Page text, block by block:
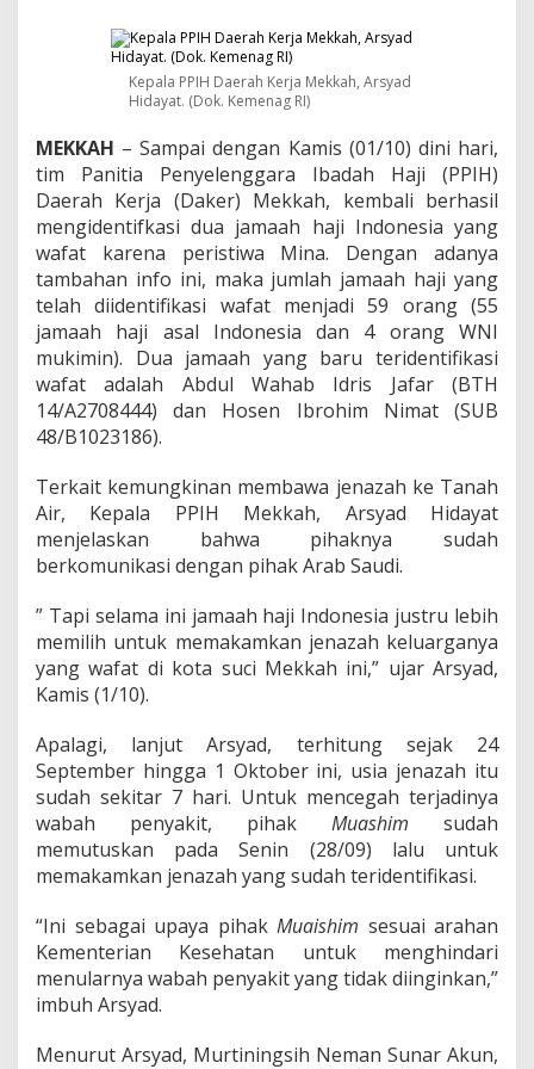
a
n
E
v
k
u
a
s
i
K
o
r
b
a
n
r
d
M
i
n
Kepala PPIH Daerah Kerja Mekkah, Arsyad
Hidayat. (Dok. Kemenag RI)
MEKKAH – Sampai dengan Kamis (01/10) dini hari,
tim Panitia Penyelenggara Ibadah Haji (PPIH)
Daerah Kerja (Daker) Mekkah, kembali berhasil
mengidentifkasi dua jamaah haji Indonesia yang
wafat karena peristiwa Mina. Dengan adanya
tambahan info ini, maka jumlah jamaah haji yang
telah diidentifikasi wafat menjadi 59 orang (55
jamaah haji asal Indonesia dan 4 orang WNI
mukimin). Dua jamaah yang baru teridentifikasi
wafat adalah Abdul Wahab Idris Jafar (BTH
14/A2708444) dan Hosen Ibrohim Nimat (SUB
48/B1023186).
Terkait kemungkinan membawa jenazah ke Tanah
Air, Kepala PPIH Mekkah, Arsyad Hidayat
menjelaskan bahwa pihaknya sudah
berkomunikasi dengan pihak Arab Saudi.
” Tapi selama ini jamaah haji Indonesia justru lebih
memilih untuk memakamkan jenazah keluarganya
yang wafat di kota suci Mekkah ini,” ujar Arsyad,
Kamis (1/10).
Apalagi, lanjut Arsyad, terhitung sejak 24
September hingga 1 Oktober ini, usia jenazah itu
sudah sekitar 7 hari. Untuk mencegah terjadinya
wabah penyakit, pihak Muashim sudah
memutuskan pada Senin (28/09) lalu untuk
memakamkan jenazah yang sudah teridentifikasi.
“Ini sebagai upaya pihak Muaishim sesuai arahan
Kementerian Kesehatan untuk menghindari
menularnya wabah penyakit yang tidak diinginkan,”
imbuh Arsyad.
Menurut Arsyad, Murtiningsih Neman Sunar Akun,